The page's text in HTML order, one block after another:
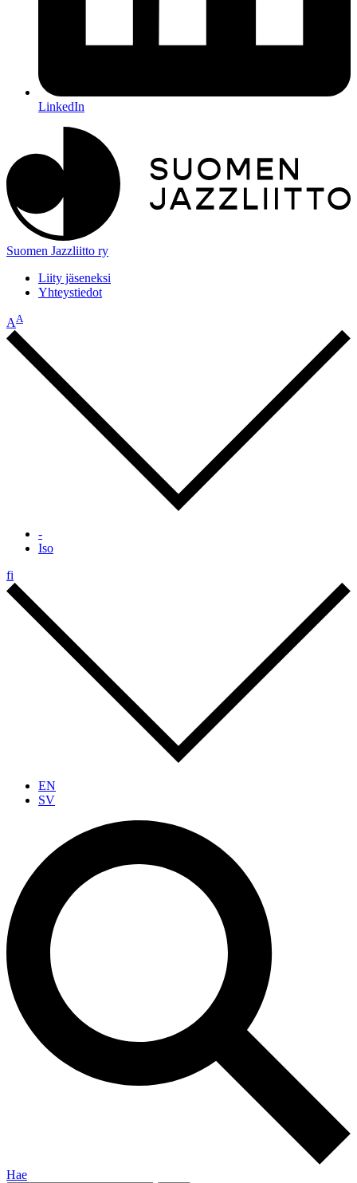
LinkedIn
Suomen Jazzliitto ry
Liity jäseneksi
Yhteystiedot
A A
-
Iso
fi
EN
SV
Hae